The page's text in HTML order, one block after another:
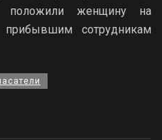
положили женщину на
сотрудникам